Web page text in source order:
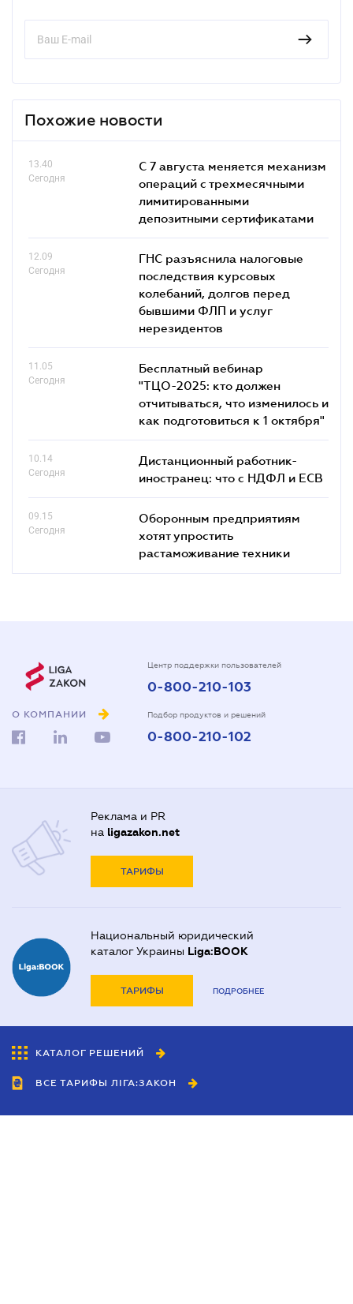
Похожие новости
13.40
Сегодня
С 7 августа меняется механизм
операций с трехмесячными
лимитированными
депозитными сертификатами
12.09
Сегодня
ГНС разъяснила налоговые
последствия курсовых
колебаний, долгов перед
бывшими ФЛП и услуг
нерезидентов
11.05
Сегодня
Бесплатный вебинар
"ТЦО-2025: кто должен
отчитываться, что изменилось и
как подготовиться к 1 октября"
10.14
Сегодня
Дистанционный работник-
иностранец: что с НДФЛ и ЕСВ
09.15
Сегодня
Оборонным предприятиям
хотят упростить
растаможивание техники
О КОМПАНИИ
Центр поддержки пользователей
0-800-210-103
Подбор продуктов и решений
0-800-210-102
Реклама и PR
на ligazakon.net
ТАРИФЫ
Национальный юридический
каталог Украины Liga:BOOK
ТАРИФЫ ПОДРОБНЕЕ
КАТАЛОГ РЕШЕНИЙ
ВСЕ ТАРИФЫ ЛІГА:ЗАКОН